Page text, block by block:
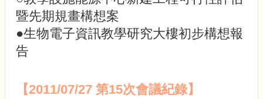
暨先期規畫構想案
●生物電子資訊教學研究大樓初步構想報
告
【2011/07/27 第15次會議紀錄】